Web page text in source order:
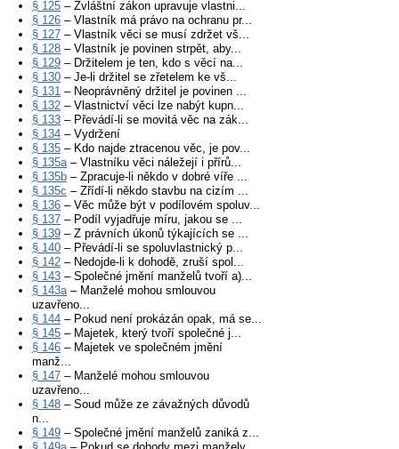
§ 125 – Zvláštní zákon upravuje vlastni...
§ 126 – Vlastník má právo na ochranu pr...
§ 127 – Vlastník věci se musí zdržet vš...
§ 128 – Vlastník je povinen strpět, aby...
§ 129 – Držitelem je ten, kdo s věcí na...
§ 130 – Je-li držitel se zřetelem ke vš...
§ 131 – Neoprávněný držitel je povinen ...
§ 132 – Vlastnictví věci lze nabýt kupn...
§ 133 – Převádí-li se movitá věc na zák...
§ 134 – Vydržení
§ 135 – Kdo najde ztracenou věc, je pov...
§ 135a– Vlastníku věci náležejí i přírů...
§ 135b – Zpracuje-li někdo v dobré víře ...
§ 135c – Zřídí-li někdo stavbu na cizím ...
§ 136 – Věc může být v podílovém spoluv...
§ 137 – Podíl vyjadřuje míru, jakou se ...
§ 139 – Z právních úkonů týkajících se ...
§ 140 – Převádí-li se spoluvlastnický p...
§ 142 – Nedojde-li k dohodě, zruší spol...
§ 143 – Společné jmění manželů tvoří a)...
§ 143a– Manželé mohou smlouvou
uzavřeno...
§ 144 – Pokud není prokázán opak, má se...
§ 145 – Majetek, který tvoří společné j...
§ 146 – Majetek ve společném jmění
manž...
§ 147 – Manželé mohou smlouvou
uzavřeno...
§ 148 – Soud může ze závažných důvodů
n...
§ 149 – Společné jmění manželů zaniká z...